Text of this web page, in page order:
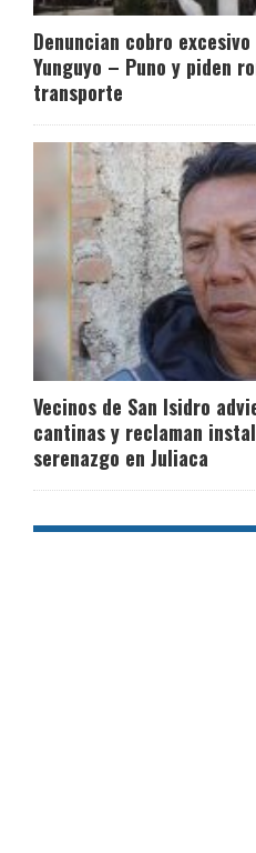
Denuncian cobro
Yunguyo – Puno y piden
transporte
Vecinos de San Isidro
cantinas y reclaman
serenazgo en Juliaca